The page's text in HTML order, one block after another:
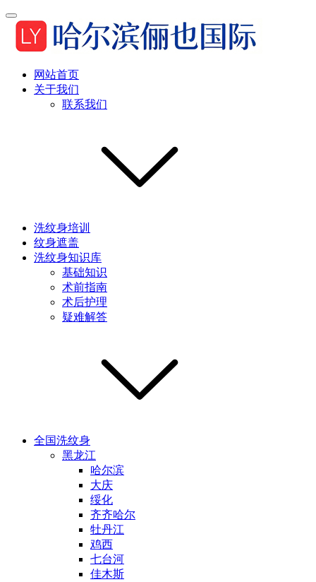
网站首页
关于我们
联系我们
洗纹身培训
纹身遮盖
洗纹身知识库
基础知识
术前指南
术后护理
疑难解答
全国洗纹身
黑龙江
哈尔滨
大庆
绥化
齐齐哈尔
牡丹江
鸡西
七台河
佳木斯